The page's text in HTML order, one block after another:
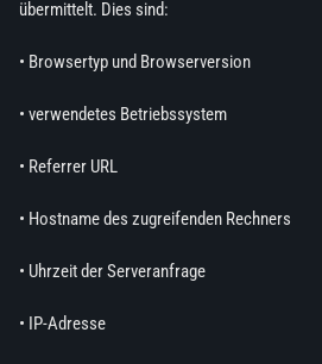
übermittelt. Dies sind:
• Browsertyp und Browserversion
• verwendetes Betriebssystem
• Referrer URL
• Hostname des zugreifenden Rechners
• Uhrzeit der Serveranfrage
• IP-Adresse